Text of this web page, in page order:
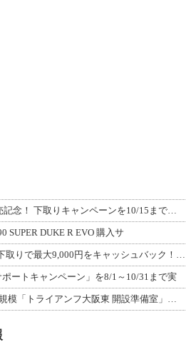
新型「RESO」インカム発売記念！ 下取りキャンペーンを10/15まで延長して開
SUPER DUKE R EVO 購入サ
B+COM 最新モデル購入・下取りで最大9,000円をキャッシュバック！「B+F
ポートキャンペーン」を8/1～10/31まで実
【トライアンフ】関西最大規模「トライアンフ大阪東 開設準備室」がオープン！ 限定